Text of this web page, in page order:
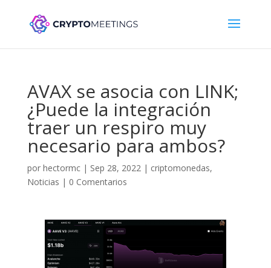
AVAX se asocia con LINK;
¿Puede la integración
traer un respiro muy
necesario para ambos?
por hectormc| Sep 28, 2022| criptomonedas,
Noticias | 0 Comentarios